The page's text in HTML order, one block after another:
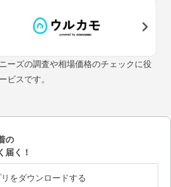
ーズの調査や相場価格のチェックに役
ビスです。
の
届く！
をダウンロードする